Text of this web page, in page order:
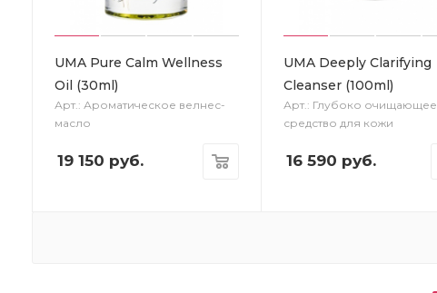
UMA Pure Calm Wellness
Oil (30ml)
Арт.: Ароматическое велнес-
масло
19 150 руб.
UMA Deeply Clarifying
Cleanser (100ml)
Арт.: Глубоко очищающее
средство для кожи
16 590 руб.